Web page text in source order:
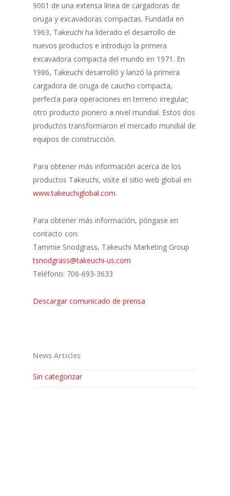
9001 de una extensa línea de cargadoras de
oruga y excavadoras compactas. Fundada en
1963, Takeuchi ha liderado el desarrollo de
nuevos productos e introdujo la primera
excavadora compacta del mundo en 1971. En
1986, Takeuchi desarrolló y lanzó la primera
cargadora de oruga de caucho compacta,
perfecta para operaciones en terreno irregular;
otro producto pionero a nivel mundial. Estos dos
productos transformaron el mercado mundial de
equipos de construcción.
Para obtener más información acerca de los
productos Takeuchi, visite el sitio web global en
www.takeuchiglobal.com.
Para obtener más información, póngase en
contacto con:
Tammie Snodgrass, Takeuchi Marketing Group
tsnodgrass@takeuchi-us.com
Teléfono: 706-693-3633
Descargar comunicado de prensa
News Articles
Sin categorizar